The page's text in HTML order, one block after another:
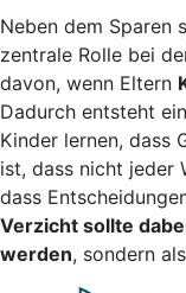
Neben dem Sparen
zentrale Rolle bei
davon, wenn Eltern
Dadurch entsteht ein
Kinder lernen, dass
ist, dass nicht jeder
dass
Verzicht sollte
werden, sondern